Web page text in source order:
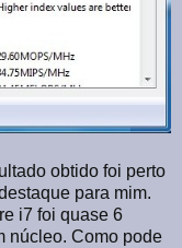
obtido foi perto
para mim.
i7 foi quase 6
núcleo. Como pode